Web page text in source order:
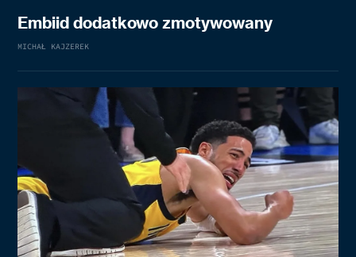
Embiid dodatkowo zmotywowany
MICHAŁ KAJZEREK